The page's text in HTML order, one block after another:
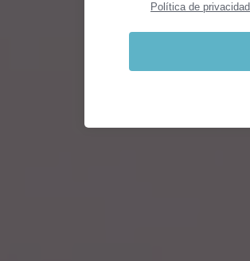
Política de privacidad